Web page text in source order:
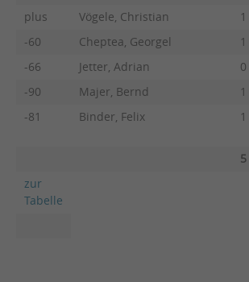
plus
Vögele, Christian 1
-60
Cheptea, Georgel 1
-66
Jetter, Adrian 0
-90
Majer, Bernd 1
-81
Binder, Felix 1
5
zur
Tabelle